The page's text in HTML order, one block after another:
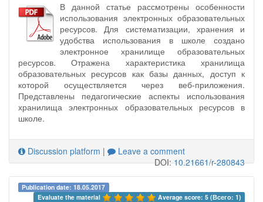
В данной статье рассмотрены особенности
использования электронных образовательных
ресурсов. Для систематизации, хранения и
удобства использования в школе создано
электронное хранилище образовательных
ресурсов. Отражена характеристика хранилища
образовательных ресурсов как базы данных, доступ к
которой осуществляется через веб-приложения.
Представлены педагогические аспекты использования
хранилища электронных образовательных ресурсов в
школе.
Discussion platform |
Leave a comment
DOI:10.21661/r-280843
Publication date: 18.05.2017
Evaluate the material
Average score: 5 (Всего: 1)